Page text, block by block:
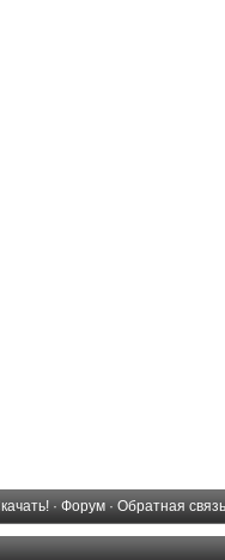
· Форум · Обратная связь